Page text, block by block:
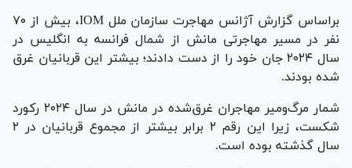
براساس گزارش آژانس مهاجرت سازمان ملل IOM، بیش از ۷۰
نفر در مسیر مهاجرتی مانش از شمال فرانسه به انگلیس در
سال ۲۰۲۴ جان خود را از دست دادند؛ بیشتر این قربانیان غرق
شده بودند.
شمار مرگ‌ومیر مهاجران غرق‌شده در مانش در سال ۲۰۲۴ رکورد
شکست، زیرا این رقم ۲ برابر بیشتر از مجموع قربانیان در ۲
سال گذشته بوده است.